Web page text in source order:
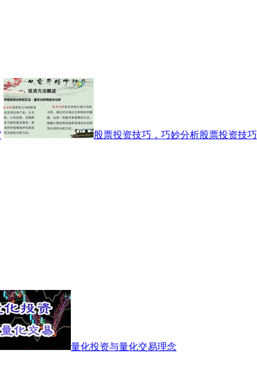
股票投资技巧，巧妙分析股票投资技
量化投资与量化交易理念